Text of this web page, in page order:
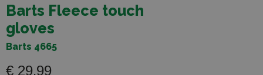
Barts Fleece touch
gloves
Barts 4665
€ 29,99